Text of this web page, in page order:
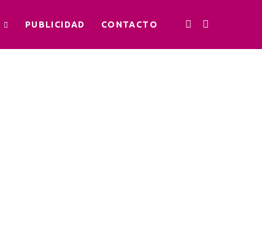
PUBLICIDAD CONTACTO